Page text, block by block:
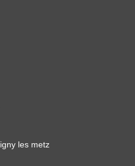
les metz